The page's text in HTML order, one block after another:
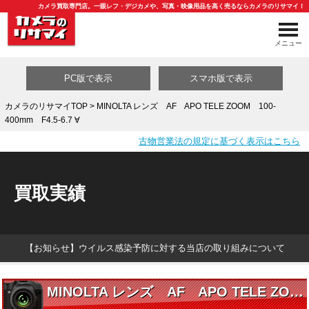
カメラ買取専門店。一眼レフ・デジカメや、写真・映像用品を高く売るならカメラのリサマイ！
メニュー
PC版で表示 スマホ版で表示
カメラのリサマイTOP> MINOLTA レンズ AF APO TELE ZOOM 100-
400mm F4.5-6.7 ∀
古物営業法の規定に基づく表示はこちら
買取実績
【お知らせ】ウイルス感染予防に対する当店の取り組みについて
MINOLTA レンズ AF APO TELE ZOOM 100-400mm F4.5-6.7 ∀